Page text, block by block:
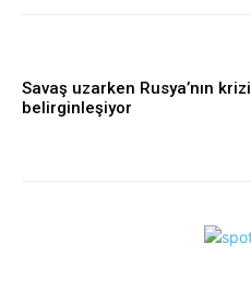
Savaş uzarken Rusya’nın krizi
belirginleşiyor